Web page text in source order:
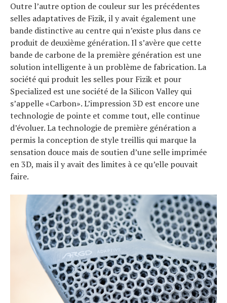
Outre l’autre option de couleur sur les précédentes
selles adaptatives de Fizik, il y avait également une
bande distinctive au centre qui n’existe plus dans ce
produit de deuxième génération. Il s’avère que cette
bande de carbone de la première génération est une
solution intelligente à un problème de fabrication. La
société qui produit les selles pour Fizik et pour
Specialized est une société de la Silicon Valley qui
s’appelle «Carbon». L’impression 3D est encore une
technologie de pointe et comme tout, elle continue
d’évoluer. La technologie de première génération a
permis la conception de style treillis qui marque la
sensation douce mais de soutien d’une selle imprimée
en 3D, mais il y avait des limites à ce qu’elle pouvait
faire.